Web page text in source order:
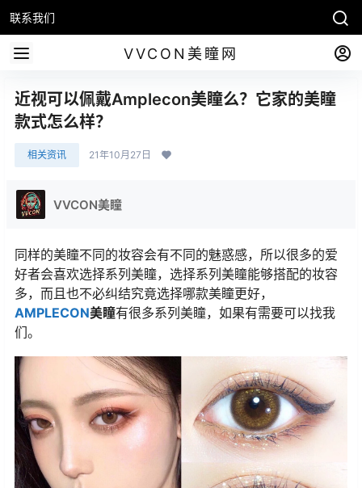
联系我们
VVCON美瞳网
近视可以佩戴Amplecon美瞳么？它家的美瞳
款式怎么样？
相关资讯 21年10月27日
VVCON美瞳
同样的美瞳不同的妆容会有不同的魅惑感，所以很多的爱
好者会喜欢选择系列美瞳，选择系列美瞳能够搭配的妆容
多，而且也不必纠结究竟选择哪款美瞳更好，
AMPLECON美瞳有很多系列美瞳，如果有需要可以找我
们。